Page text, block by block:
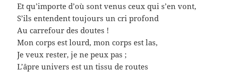
Et qu’importe d’où sont venus ceux qui s’en vont,
S’ils entendent toujours un cri profond
Au carrefour des doutes !
Mon corps est lourd, mon corps est las,
Je veux rester, je ne peux pas ;
L’âpre univers est un tissu de routes